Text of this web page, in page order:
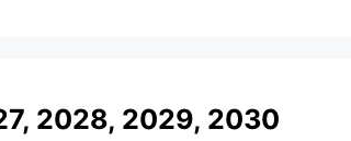
2028, 2029, 2030